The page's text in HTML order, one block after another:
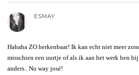
ESMAY
Hahaha ZO herkenbaar! Ik kan echt niet meer
misschien een uurtje of als ik aan het werk ben
anders.. No way josé!